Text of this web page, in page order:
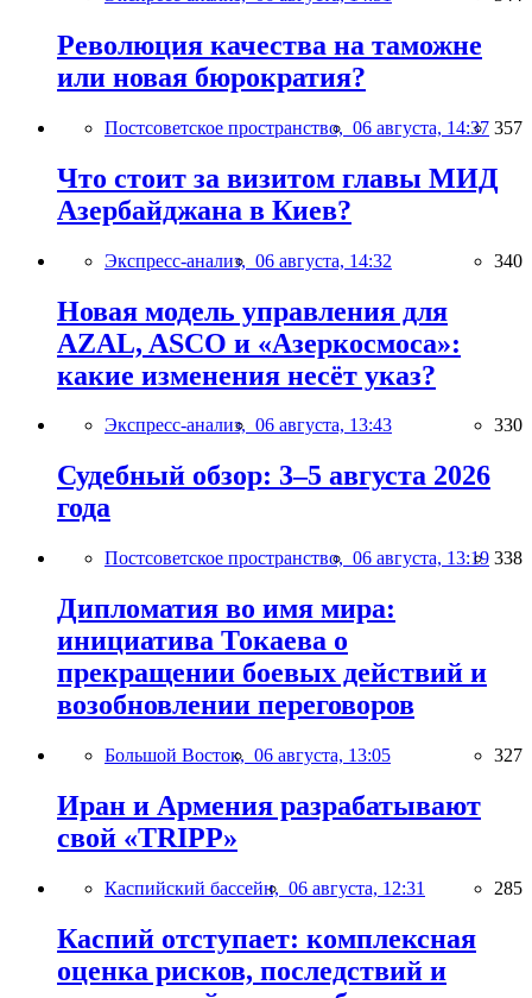
Революция качества на таможне
или новая бюрократия?
Постсоветское пространство, 06 августа, 14:37 357
Что стоит за визитом главы МИД
Азербайджана в Киев?
Экспресс-анализ, 06 августа, 14:32 340
Новая модель управления для
AZAL, ASCO и «Азеркосмоса»:
какие изменения несёт указ?
Экспресс-анализ, 06 августа, 13:43 330
Судебный обзор: 3–5 августа 2026
года
Постсоветское пространство, 06 августа, 13:19 338
Дипломатия во имя мира:
инициатива Токаева о
прекращении боевых действий и
возобновлении переговоров
Большой Восток, 06 августа, 13:05 327
Иран и Армения разрабатывают
свой «TRIPP»
Каспийский бассейн, 06 августа, 12:31 285
Каспий отступает: комплексная
оценка рисков, последствий и